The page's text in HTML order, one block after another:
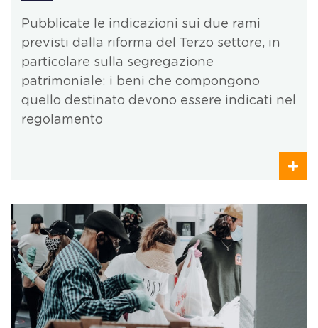
Pubblicate le indicazioni sui due rami
previsti dalla riforma del Terzo settore, in
particolare sulla segregazione
patrimoniale: i beni che compongono
quello destinato devono essere indicati nel
regolamento